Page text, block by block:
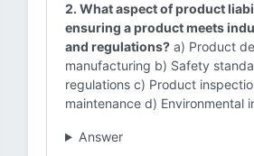
2. What aspect of product
ensuring a product meets
and regulations? a) Product
manufacturing b) Safety
regulations c) Product
maintenance d) Environmental
Answer